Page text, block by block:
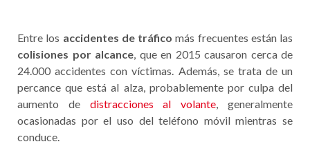
Entre los accidentes de tráfico más frecuentes están las
colisiones por alcance, que en 2015 causaron cerca de
24.000 accidentes con víctimas. Además, se trata de un
percance que está al alza, probablemente por culpa del
aumento de distracciones al volante, generalmente
ocasionadas por el uso del teléfono móvil mientras se
conduce.